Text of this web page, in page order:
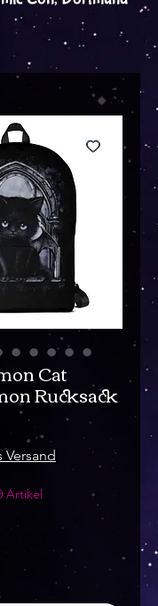
Cat
Rucksack
Versand
Artikel